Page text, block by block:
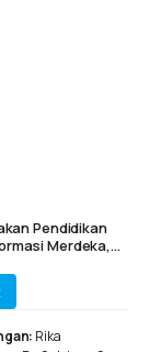
Pendidikan
Merdeka,
ke-21
Rika